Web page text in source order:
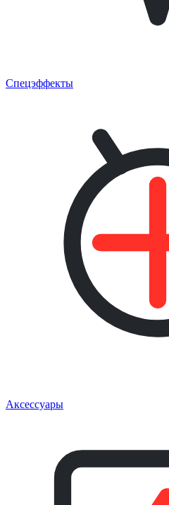
Спецэффекты
Аксессуары